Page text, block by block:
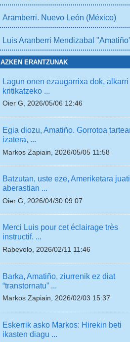
Aramberri. Nuevo León (México)
Luis Aranberri Mendizabal
AZKEN ERANTZUNAK
Lagun onen ezaugarrixa dok, alkarri
kritikatzeko ...
Oier G, 2026/05/06 12:46
Egia diozu, Amatiño. Gorrotoa
izatera, ...
Markos Zapiain, 2026/05/05 11:58
Batzutan, uste eze, Ameriketara
aberastian ...
Oier G, 2026/04/30 09:07
Merci Luis pour cet éclairage très
instructif. ...
Rabevolo, 2026/02/11 11:46
Barka, Amatiño, ziurrenik ez diat
“transtornatu” ...
Markos Zapiain, 2026/02/03 15:37
Eskerrik asko Markos: Hirekin beti
ikasten diagu ...